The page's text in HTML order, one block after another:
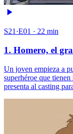
S21·E01 · 22 min
1. Homero, el
Un joven empieza a
superhéroe que
presenta al casting